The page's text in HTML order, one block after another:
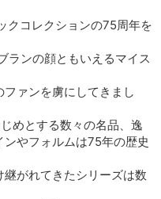
クコレクションの75周年を
ランの顔ともいえるマイス
ァンを虜にしてきまし
めとする数々の名品、逸
やフォルムは75年の歴史
がれてきたシリーズは数